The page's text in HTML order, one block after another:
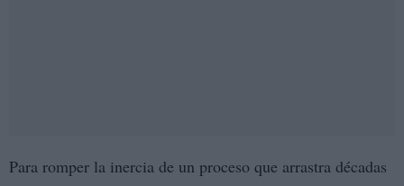
Para romper la inercia de un proceso que arrastra décadas